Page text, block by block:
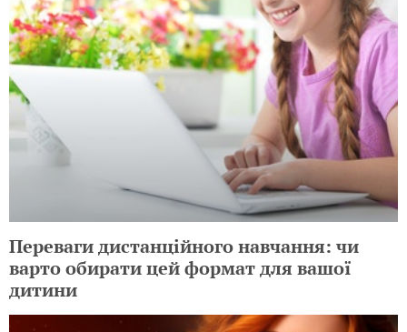
Переваги дистанційного навчання: чи
варто обирати цей формат для вашої
дитини